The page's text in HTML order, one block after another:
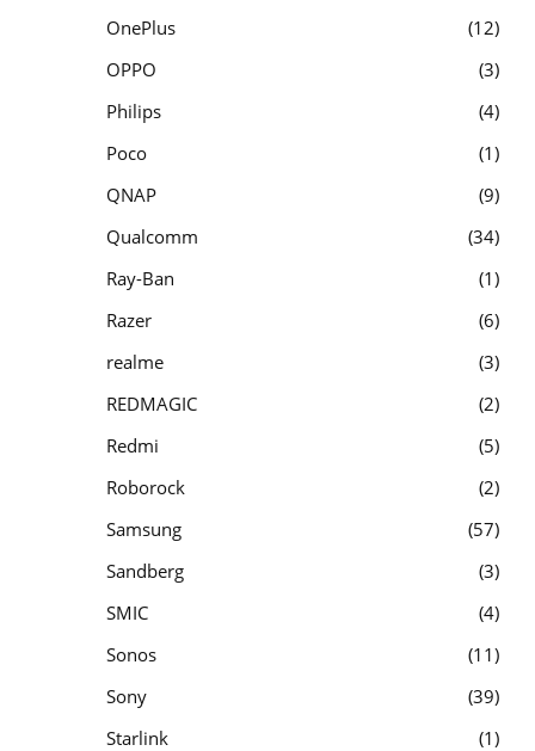
OnePlus
12
OPPO
3
Philips
4
Poco
1
QNAP
9
Qualcomm
34
Ray-Ban
1
Razer
6
realme
3
REDMAGIC
2
Redmi
5
Roborock
2
Samsung
57
Sandberg
3
SMIC
4
Sonos
11
Sony
39
Starlink
1